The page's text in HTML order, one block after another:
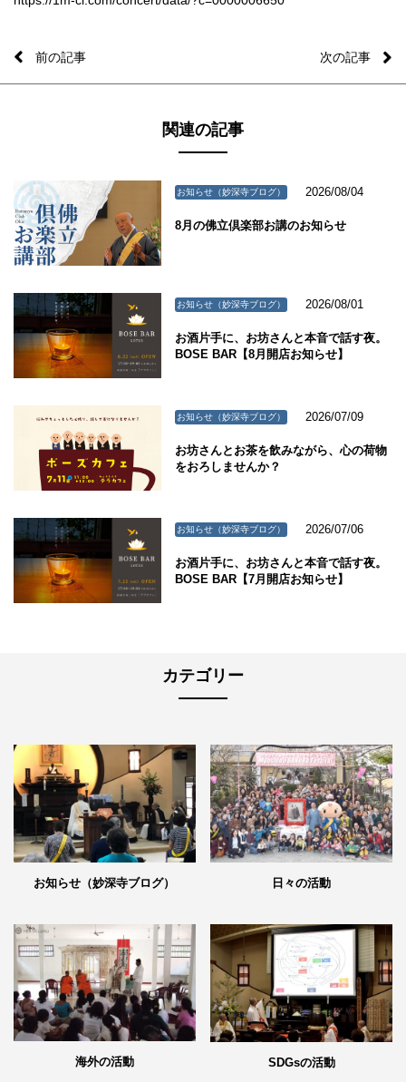
前の記事 次の記事
関連の記事
お知らせ（妙深寺ブログ） 2026/08/04
8月の佛立倶楽部お講のお知らせ
お知らせ（妙深寺ブログ） 2026/08/01
お酒片手に、お坊さんと本音で話す夜。
BOSE BAR【8月開店お知らせ】
お知らせ（妙深寺ブログ） 2026/07/09
お坊さんとお茶を飲みながら、心の荷物
をおろしませんか？
お知らせ（妙深寺ブログ） 2026/07/06
お酒片手に、お坊さんと本音で話す夜。
BOSE BAR【7月開店お知らせ】
カテゴリー
お知らせ（妙深寺ブログ） 日々の活動
海外の活動 SDGsの活動